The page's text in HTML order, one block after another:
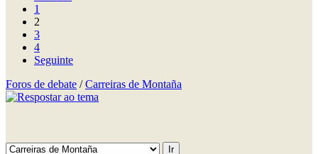
1
2
3
4
Seguinte
Foros de debate /Carreiras de Montaña